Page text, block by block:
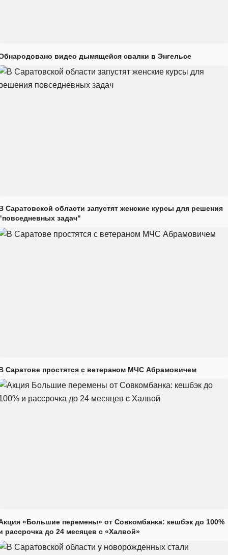
видео дымящейся свалки в Энгельсе
Саратовской области запустят женские курсы для решения
задач"
Саратове простятся с ветераном МЧС Абрамовичем
«Большие перемены» от Совкомбанка: кешбэк до 100%
рассрочка до 24 месяцев с «Халвой»